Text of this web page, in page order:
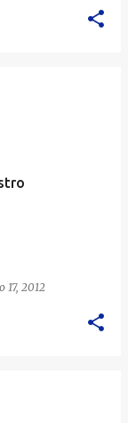
17, 2012